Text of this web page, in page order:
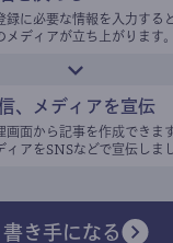
録に必要な情報を入力する
メディアが立ち上がります。
、メディアを宣伝
画面から記事を作成できます
ィアをSNSなどで宣伝しま
書き手になる